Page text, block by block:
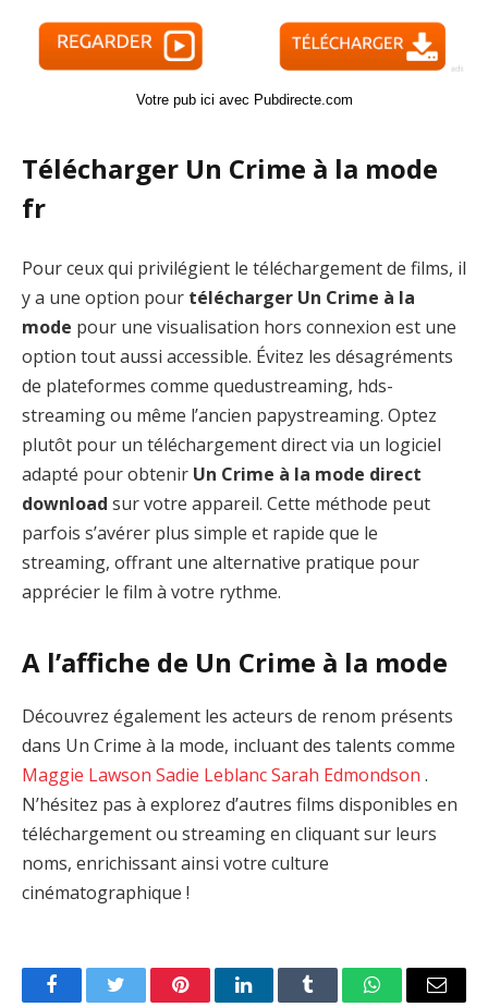
Votre pub ici avec Pubdirecte.com
Télécharger Un Crime à la mode
fr
Pour ceux qui privilégient le téléchargement de films, il
y a une option pour télécharger Un Crime à la
mode pour une visualisation hors connexion est une
option tout aussi accessible. Évitez les désagréments
de plateformes comme quedustreaming, hds-
streaming ou même l’ancien papystreaming. Optez
plutôt pour un téléchargement direct via un logiciel
adapté pour obtenir Un Crime à la mode direct
download sur votre appareil. Cette méthode peut
parfois s’avérer plus simple et rapide que le
streaming, offrant une alternative pratique pour
apprécier le film à votre rythme.
A l’affiche de Un Crime à la mode
Découvrez également les acteurs de renom présents
dans Un Crime à la mode, incluant des talents comme
Maggie Lawson Sadie LeblancSarah Edmondson .
N’hésitez pas à explorez d’autres films disponibles en
téléchargement ou streaming en cliquant sur leurs
noms, enrichissant ainsi votre culture
cinématographique !
FacebookTwitter PinterestLinkedInTumblr WhatsAppEmail